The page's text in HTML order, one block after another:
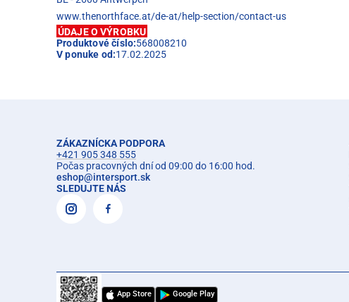
www.thenorthface.at/de-at/help-section/contact-us
ÚDAJE O VÝROBKU
Produktové číslo:568008210
V ponuke od:17.02.2025
ZÁKAZNÍCKA PODPORA
+421 905 348 555
Počas pracovných dní od 09:00 do 16:00 hod.
eshop@intersport.sk
SLEDUJTE NÁS
App Store Google Play